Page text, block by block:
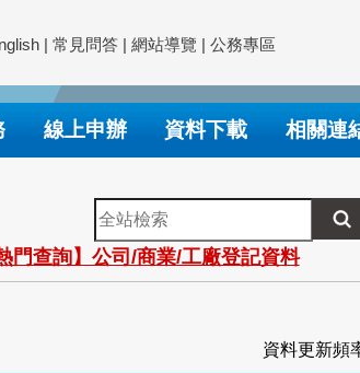
| 常見問答 | 網站導覽 | 公務專區
線上申辦 資料下載 相關連
全
站
檢
索
門查詢】公司/商業/工廠登記資料
資料更新頻